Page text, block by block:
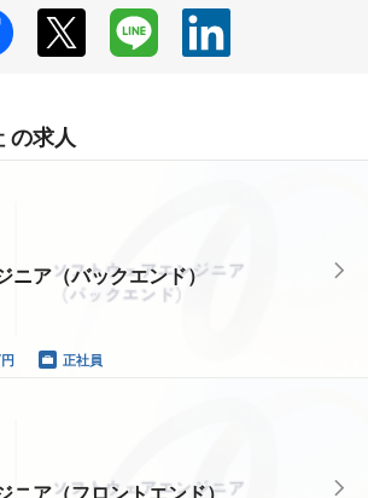
の求人
ニア（バックエンド）
正社員
ニア（フロントエンド）